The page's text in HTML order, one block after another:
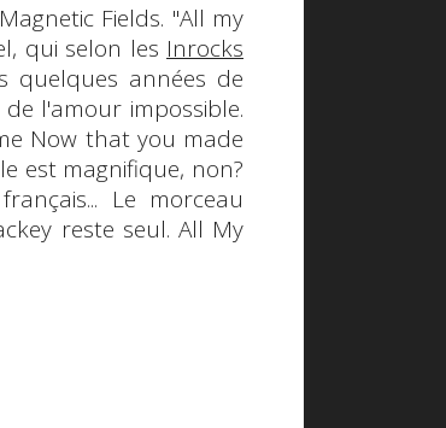
Fields. "All my
qui selon les Inrocks
années de
l'amour impossible.
Now that you made
est magnifique, non?
Le morceau
reste seul. All My